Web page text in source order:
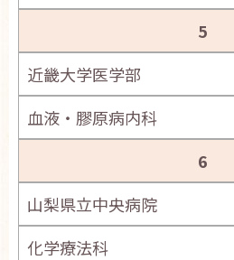
5
近畿大学医学部
血液・膠原病内科
6
山梨県立中央病院
化学療法科